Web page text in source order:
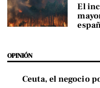
El
OPINIÓN
Ceuta, el negocio